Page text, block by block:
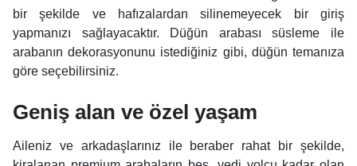
bir şekilde ve hafızalardan silinemeyecek bir giriş
yapmanızı sağlayacaktır. Düğün arabası süsleme ile
arabanın dekorasyonunu istediğiniz gibi, düğün temanıza
göre seçebilirsiniz.
Geniş alan ve özel yaşam
Aileniz ve arkadaşlarınız ile beraber rahat bir şekilde,